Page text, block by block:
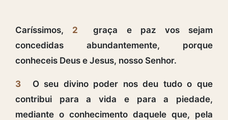
Caríssimos, 2
graça e paz vos sejam
concedidas abundantemente, porque
conheceis Deus e Jesus, nosso Senhor.
3
O seu divino poder nos deu tudo o que
contribui para a vida e para a piedade,
mediante o conhecimento daquele que, pela